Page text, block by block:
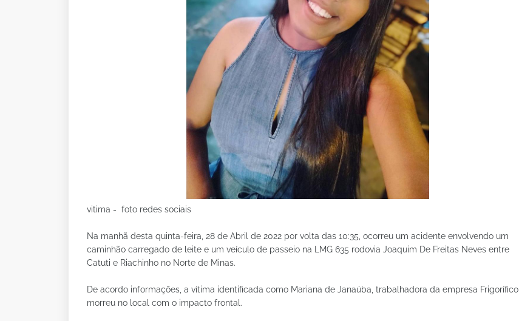
vitima - foto redes sociais
Na manhã desta quinta-feira, 28 de Abril de 2022 por volta das 10:35, ocorreu um acidente envolvendo um
caminhão carregado de leite e um veículo de passeio na LMG 635 rodovia Joaquim De Freitas Neves entre
Catuti e Riachinho no Norte de Minas.
De acordo informações, a vítima identificada como Mariana de Janaúba, trabalhadora da empresa Frigorífico,
morreu no local com o impacto frontal.